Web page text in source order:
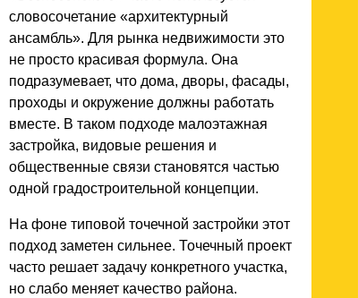
словосочетание «архитектурный
ансамбль». Для рынка недвижимости это
не просто красивая формула. Она
подразумевает, что дома, дворы, фасады,
проходы и окружение должны работать
вместе. В таком подходе малоэтажная
застройка, видовые решения и
общественные связи становятся частью
одной градостроительной концепции.
На фоне типовой точечной застройки этот
подход заметен сильнее. Точечный проект
часто решает задачу конкретного участка,
но слабо меняет качество района.